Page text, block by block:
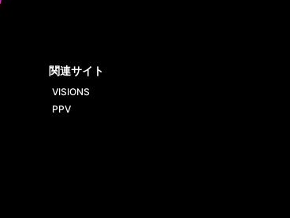
関連サイト
VISIONS
PPV